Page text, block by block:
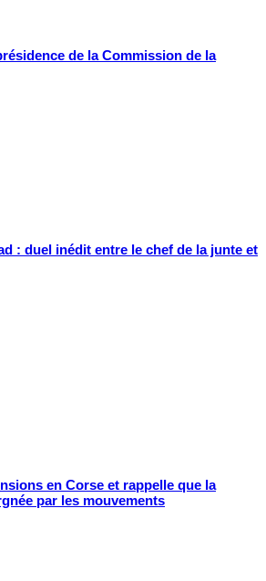
de la Commission de la
: duel inédit entre le chef de la junte et
en Corse et rappelle que la
par les mouvements